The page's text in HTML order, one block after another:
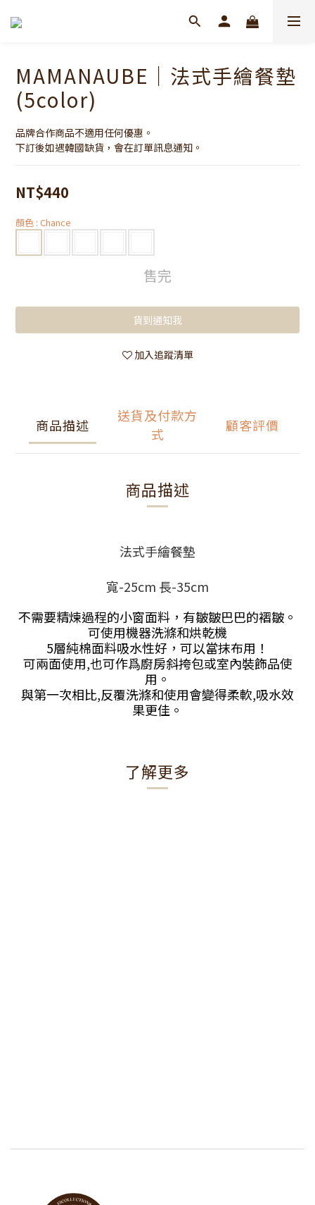
MAMANAUBE｜法式手繪餐墊
(5color)
品牌合作商品不適用任何優惠。
下訂後如遇韓國缺貨，會在訂單訊息通知。
NT$440
顏色 : Chance
售完
貨到通知我
加入追蹤清單
商品描述
送貨及付款方
式
顧客評價
商品描述
法式手繪餐墊
寬-25cm 長-35cm
不需要精煉過程的小窗面料，有皺皺巴巴的褶皺。
可使用機器洗滌和烘乾機
5層純棉面料吸水性好，可以當抹布用！
可兩面使用,也可作爲廚房斜挎包或室內裝飾品使
用。
與第一次相比,反覆洗滌和使用會變得柔軟,吸水效
果更佳。
了解更多